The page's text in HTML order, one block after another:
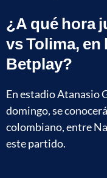
¿A qué hora
vs Tolima, en
Betplay?
En estadio Atanasio
domingo, se
colombiano, entre
este partido.